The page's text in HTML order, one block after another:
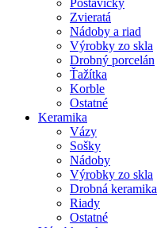
Postavičky
Zvieratá
Nádoby a riad
Výrobky zo skla
Drobný porcelán
Ťažítka
Korble
Ostatné
Keramika
Vázy
Sošky
Nádoby
Výrobky zo skla
Drobná keramika
Riady
Ostatné